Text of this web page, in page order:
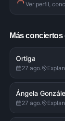
Ver perfil,
Más conciertos
Ortiga
27 ago.
Ángela
27 ago.